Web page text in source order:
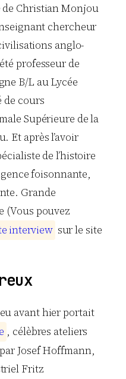
de Christian Monjou
chercheur
anglo-
professeur de
B/L au Lycée
de cours
Supérieure de la
Et après l’avoir
de l’histoire
foisonnante,
Grande
(Vous pouvez
e interview sur le site
avant hier portait
, célèbres ateliers
Josef Hoffmann,
Fritz